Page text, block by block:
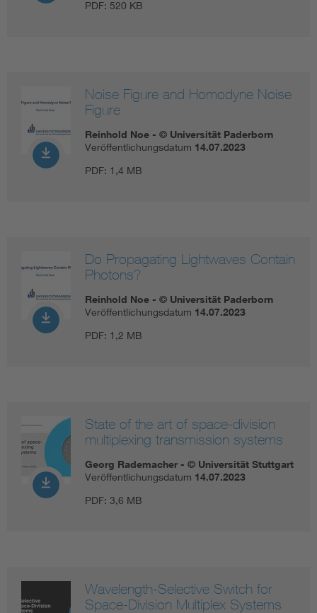
PDF: 520 KB
Noise Figure and Homodyne Noise
Figure
Reinhold Noe - © Universität Paderborn
Veröffentlichungsdatum 14.07.2023
PDF: 1,4 MB
Do Propagating Lightwaves Contain
Photons?
Reinhold Noe - © Universität Paderborn
Veröffentlichungsdatum 14.07.2023
PDF: 1,2 MB
State of the art of space-division
multiplexing transmission systems
Georg Rademacher - © Universität Stuttgart
Veröffentlichungsdatum 14.07.2023
PDF: 3,6 MB
Wavelength-Selective Switch for
Space-Division Multiplex Systems